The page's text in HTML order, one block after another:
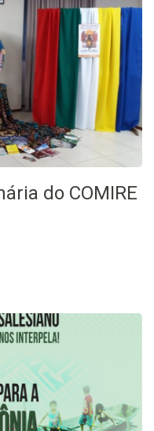
do COMIRE